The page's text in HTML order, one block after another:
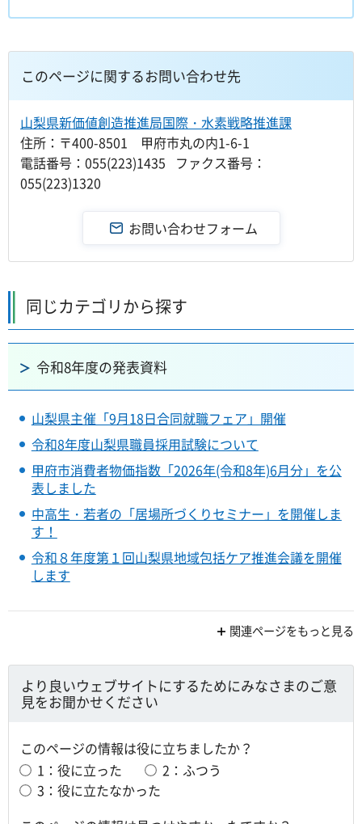
このページに関するお問い合わせ先
山梨県新価値創造推進局国際・水素戦略推進課
住所：〒400-8501 甲府市丸の内1-6-1
電話番号：055(223)1435 ファクス番号：
055(223)1320
同じカテゴリから探す
令和8年度の発表資料
山梨県主催「9月18日合同就職フェア」開催
令和8年度山梨県職員採用試験について
甲府市消費者物価指数「2026年(令和8年)6月分」を公
表しました
中高生・若者の「居場所づくりセミナー」を開催しま
す！
令和８年度第１回山梨県地域包括ケア推進会議を開催
します
関連ページをもっと見る
より良いウェブサイトにするためにみなさまのご意
見をお聞かせください
このページの情報は役に立ちましたか？
1：役に立った
2：ふつう
3：役に立たなかった